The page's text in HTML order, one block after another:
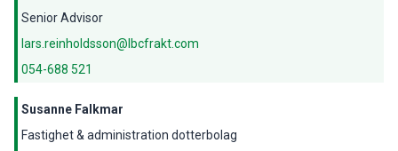
Senior Advisor
lars.reinholdsson@lbcfrakt.com
054-688 521
Susanne Falkmar
Fastighet & administration dotterbolag